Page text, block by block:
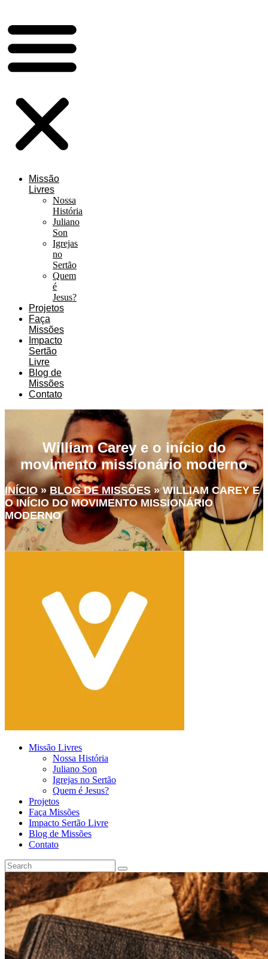
Missão
Livres
Nossa
História
Juliano
Son
Igrejas
no
Sertão
Quem
é
Jesus?
Projetos
Faça
Missões
Impacto
Sertão
Livre
Blog de
Missões
Contato
William Carey e o início do
movimento missionário moderno
INÍCIO» BLOG DE MISSÕES»WILLIAM CAREY E
O INÍCIO DO MOVIMENTO MISSIONÁRIO
MODERNO
Missão Livres
Nossa História
Juliano Son
Igrejas no Sertão
Quem é Jesus?
Projetos
Faça Missões
Impacto Sertão Livre
Blog de Missões
Contato